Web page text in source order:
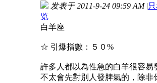
发表于 2011-9-24 09:59 AM |
览
白羊座
☆ 引爆指數：５０%
許多人都以為性急的白羊很容易
不太會先對別人發脾氣的，除非